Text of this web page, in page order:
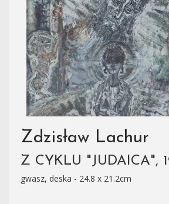
Zdzisław Lachur
Z CYKLU "JUDAICA",
gwasz, deska - 24.8 x 21.2cm